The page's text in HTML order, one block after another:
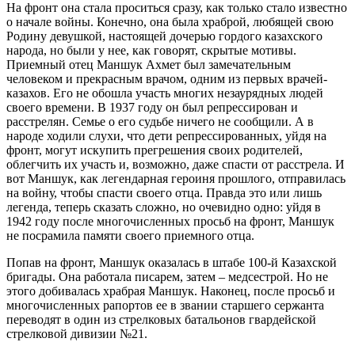
На фронт она стала проситься сразу, как только стало известно
о начале войны. Конечно, она была храброй, любящей свою
Родину девушкой, настоящей дочерью гордого казахского
народа, но были у нее, как говорят, скрытые мотивы.
Приемный отец Маншук Ахмет был замечательным
человеком и прекрасным врачом, одним из первых врачей-
казахов. Его не обошла участь многих незаурядных людей
своего времени. В 1937 году он был репрессирован и
расстрелян. Семье о его судьбе ничего не сообщили. А в
народе ходили слухи, что дети репрессированных, уйдя на
фронт, могут искупить прегрешения своих родителей,
облегчить их участь и, возможно, даже спасти от расстрела. И
вот Маншук, как легендарная героиня прошлого, отправилась
на войну, чтобы спасти своего отца. Правда это или лишь
легенда, теперь сказать сложно, но очевидно одно: уйдя в
1942 году после многочисленных просьб на фронт, Маншук
не посрамила памяти своего приемного отца.
Попав на фронт, Маншук оказалась в штабе 100-й Казахской
бригады. Она работала писарем, затем – медсестрой. Но не
этого добивалась храбрая Маншук. Наконец, после просьб и
многочисленных рапортов ее в звании старшего сержанта
переводят в один из стрелковых батальонов гвардейской
стрелковой дивизии №21.